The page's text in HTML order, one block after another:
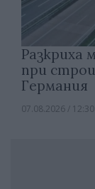
Разкриха
при
Германия
07.08.2026 / 12:30